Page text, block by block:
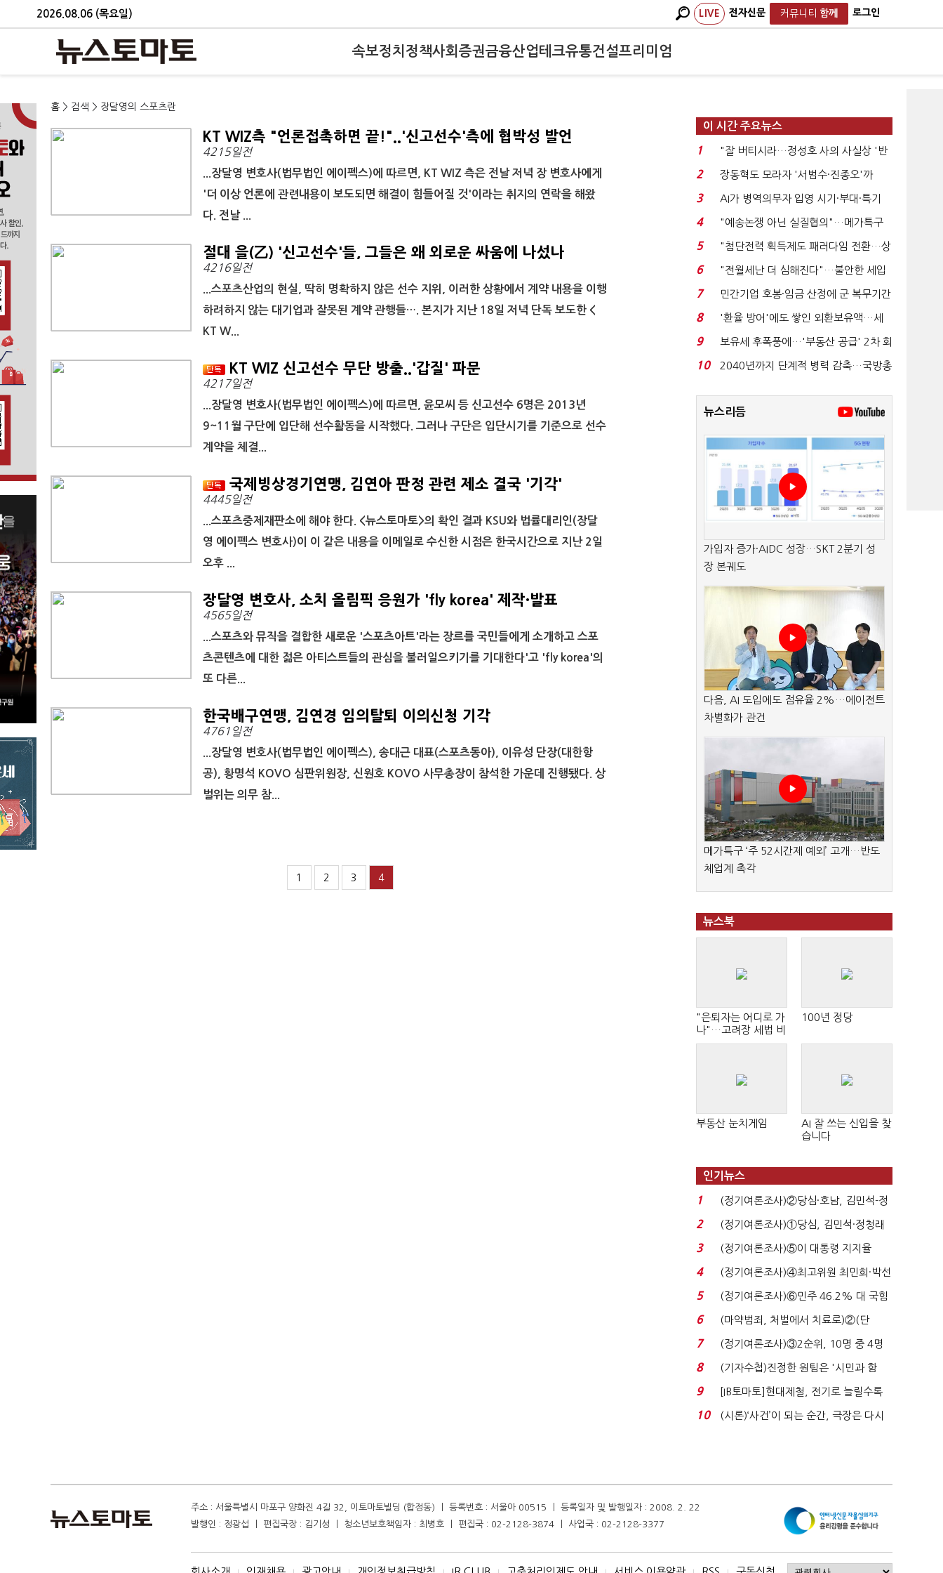
2026.08.06 (목요일) LIVE 전자신문 커뮤니티 함께 로그인
속보정치 정책사회 증권금융산업테크유통건설프리미엄
홈 > 검색 > 장달영의 스포츠란
KT WIZ측 "언론접촉하면 끝!"..'신고선수'측에 협박성 발언
4215일전
...장달영 변호사(법무법인 에이펙스)에 따르면, KT WIZ 측은 전날 저녁 장 변호사에게
'더 이상 언론에 관련내용이 보도되면 해결이 힘들어질 것'이라는 취지의 연락을 해왔
다. 전날 ...
절대 을(乙) '신고선수'들, 그들은 왜 외로운 싸움에 나섰나
4216일전
...스포츠산업의 현실, 딱히 명확하지 않은 선수 지위, 이러한 상황에서 계약 내용을 이행
하려하지 않는 대기업과 잘못된 계약 관행들…. 본지가 지난 18일 저녁 단독 보도한 <
KT W...
KT WIZ 신고선수 무단 방출..'갑질' 파문
4217일전
...장달영 변호사(법무법인 에이펙스)에 따르면, 윤모씨 등 신고선수 6명은 2013년
9~11월 구단에 입단해 선수활동을 시작했다. 그러나 구단은 입단시기를 기준으로 선수
계약을 체결...
국제빙상경기연맹, 김연아 판정 관련 제소 결국 '기각'
4445일전
...스포츠중제재판소에 해야 한다. <뉴스토마토>의 확인 결과 KSU와 법률대리인(장달
영 에이펙스 변호사)이 이 같은 내용을 이메일로 수신한 시점은 한국시간으로 지난 2일
오후 ...
장달영 변호사, 소치 올림픽 응원가 'fly korea' 제작·발표
4565일전
...스포츠와 뮤직을 결합한 새로운 '스포츠아트'라는 장르를 국민들에게 소개하고 스포
츠콘텐츠에 대한 젊은 아티스트들의 관심을 불러일으키기를 기대한다'고 'fly korea'의
또 다른...
한국배구연맹, 김연경 임의탈퇴 이의신청 기각
4761일전
...장달영 변호사(법무법인 에이펙스), 송대근 대표(스포츠동아), 이유성 단장(대한항
공), 황명석 KOVO 심판위원장, 신원호 KOVO 사무총장이 참석한 가운데 진행됐다. 상
벌위는 의무 참...
1 2 3 4
이 시간 주요뉴스
1
"잘 버티시라…정성호 사의 사실상 '반
려'
2
장동혁도 모라자 '서범수·진종오'까
지…국힘 '점입가경'...
3
AI가 병역의무자 입영 시기·부대·특기
추천한다...
4
"예송논쟁 아닌 실질협의"…메가특구
에 사실상 '노동유연...
5
"첨단전력 획득제도 패러다임 전환…상
생 생태계 조성해...
6
"전월세난 더 심해진다"…불안한 세입
자들
7
민간기업 호봉·임금 산정에 군 복무기간
반영
8
'환율 방어'에도 쌓인 외환보유액…세
계 10위 회복...
9
보유세 후폭풍에…'부동산 공급' 2차 회
의 연다...
10
2040년까지 단계적 병력 감축…국방총
뉴스리듬
가입자 증가·AIDC 성장…SKT 2분기 성
장 본궤도
다음, AI 도입에도 점유율 2%…에이전트
차별화가 관건
메가특구 ‘주 52시간제 예외’ 고개…반도
체업계 촉각
뉴스북
"은퇴자는 어디로 가
나"…고려장 세법 비
판 확산
100년 정당
부동산 눈치게임
AI 잘 쓰는 신입을 찾
습니다
인기뉴스
1
(정기여론조사)②당심·호남, 김민석-정
청래 '초접전'...
2
(정기여론조사)①당심, 김민석·정청래
'초접전'…대통령 ...
3
(정기여론조사)⑤이 대통령 지지율
47.7%…일주일 만에 ...
4
(정기여론조사)④최고위원 최민희·박선
원 '양강'…서미...
5
(정기여론조사)⑥민주 46.2% 대 국힘
31.0%…오차범위 밖 ...
6
(마약범죄, 처벌에서 치료로)②(단
독)"마약은 전염병…여성...
7
(정기여론조사)③2순위, 10명 중 4명
'송영길'…정청래 '한 ...
8
(기자수첩)진정한 원팀은 '시민과 함
께'일 때 완성...
9
[IB토마토]현대제철, 전기로 늘릴수록
전기료 부담…저...
10
(시론)‘사건’이 되는 순간, 극장은 다시
주소 : 서울특별시 마포구 양화진 4길 32, 이토마토빌딩 (합정동) ㅣ 등록번호 : 서울아 00515 ㅣ 등록일자 및 발행일자 : 2008. 2. 22
발행인 : 정광섭 ㅣ 편집국장 : 김기성 ㅣ 청소년보호책임자 : 최병호 ㅣ 편집국 : 02-2128-3874 ㅣ 사업국 : 02-2128-3377